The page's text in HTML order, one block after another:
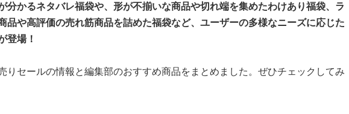
分かるネタバレ福袋や、形が不揃いな商品や切れ端を集めたわけあり福袋、ラ
品や高評価の売れ筋商品を詰めた福袋など、ユーザーの多様なニーズに応じた
登場！
りセールの情報と編集部のおすすめ商品をまとめました。ぜひチェックしてみ